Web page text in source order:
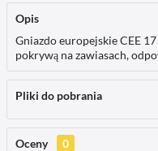
Opis
Gniazdo europejskie CEE
pokrywą na zawiasach,
Pliki do pobrania
Oceny
0